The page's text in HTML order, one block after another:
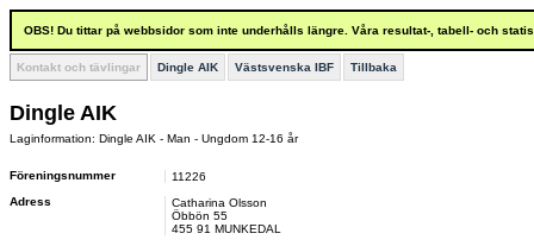
OBS! Du tittar på webbsidor som inte underhålls längre. Våra resultat-, tabell- och
Kontakt och tävlingar Dingle AIK Västsvenska IBF Tillbaka
Dingle AIK
Laginformation: Dingle AIK - Man - Ungdom 12-16 år
Föreningsnummer
11226
Adress
Catharina Olsson
Öbbön 55
455 91 MUNKEDAL